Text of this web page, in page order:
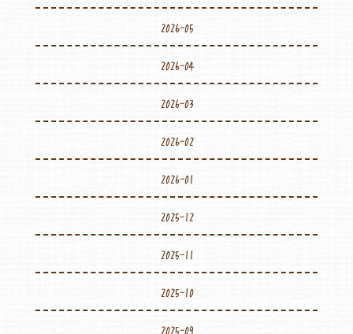
2026-05
2026-04
2026-03
2026-02
2026-01
2025-12
2025-11
2025-10
2025-09